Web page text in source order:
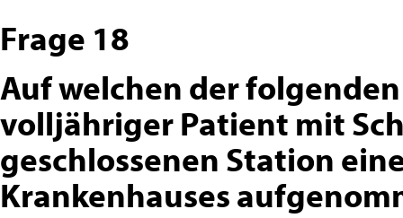
Frage 18
Auf welchen der
volljähriger Patient mit
geschlossenen Station
Krankenhauses